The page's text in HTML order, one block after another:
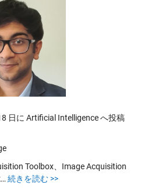
日に Artificial Intelligence へ投稿
Toolbox、Image Acquisition
続きを読む >>